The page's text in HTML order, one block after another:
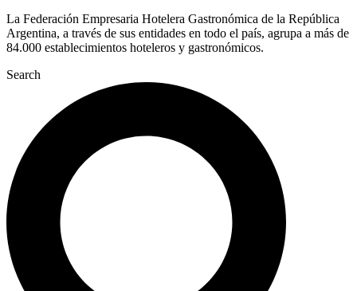
La Federación Empresaria Hotelera Gastronómica de la República
Argentina, a través de sus entidades en todo el país, agrupa a más de
84.000 establecimientos hoteleros y gastronómicos.
Search